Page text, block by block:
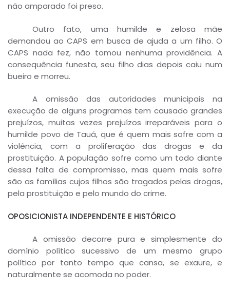
não amparado foi preso.
Outro fato, uma humilde e zelosa mãe
demandou ao CAPS em busca de ajuda a um filho. O
CAPS nada fez, não tomou nenhuma providência. A
consequência funesta, seu filho dias depois caiu num
bueiro e morreu.
A omissão das autoridades municipais na
execução de alguns programas tem causado grandes
prejuízos, muitas vezes prejuízos irreparáveis para o
humilde povo de Tauá, que é quem mais sofre com a
violência, com a proliferação das drogas e da
prostituição. A população sofre como um todo diante
dessa falta de compromisso, mas quem mais sofre
são as famílias cujos filhos são tragados pelas drogas,
pela prostituição e pelo mundo do crime.
OPOSICIONISTA INDEPENDENTE E HISTÓRICO
A omissão decorre pura e simplesmente do
domínio político sucessivo de um mesmo grupo
político por tanto tempo que cansa, se exaure, e
naturalmente se acomoda no poder.